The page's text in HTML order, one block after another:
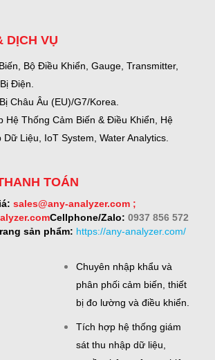
DỊCH VỤ
Bộ Điều Khiển, Gauge, Transmitter,
Điện.
Châu Âu (EU)/G7/Korea.
Hệ Thống Cảm Biến & Điều Khiển, Hệ
Liệu, IoT System, Water Analytics.
TOÁN
sales@any-analyzer.com ;
Cellphone/Zalo: 0937 856 572
sản phẩm: https://any-analyzer.com/
Chuyên nhập khẩu và
phân phối cảm biến, thiết
bị đo lường và điều khiển.
Tích hợp hệ thống giám
sát thu nhập dữ liệu,